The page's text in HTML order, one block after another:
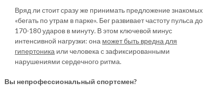
Вряд ли стоит сразу же принимать предложение знакомых
«бегать по утрам в парке». Бег развивает частоту пульса до
170-180 ударов в минуту. В этом ключевой минус
интенсивной нагрузки: она может быть вредна для
гипертоника или человека с зафиксированными
нарушениями сердечного ритма.
Вы непрофессиональный спортсмен?